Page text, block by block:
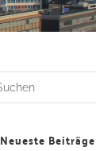
Neueste Beiträge